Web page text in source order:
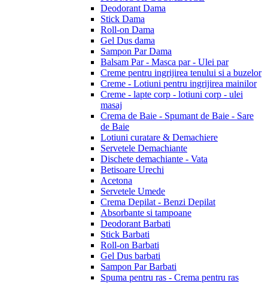
Deodorant Dama
Stick Dama
Roll-on Dama
Gel Dus dama
Sampon Par Dama
Balsam Par - Masca par - Ulei par
Creme pentru ingrijirea tenului si a buzelor
Creme - Lotiuni pentru ingrijirea mainilor
Creme - lapte corp - lotiuni corp - ulei
masaj
Crema de Baie - Spumant de Baie - Sare
de Baie
Lotiuni curatare & Demachiere
Servetele Demachiante
Dischete demachiante - Vata
Betisoare Urechi
Acetona
Servetele Umede
Crema Depilat - Benzi Depilat
Absorbante si tampoane
Deodorant Barbati
Stick Barbati
Roll-on Barbati
Gel Dus barbati
Sampon Par Barbati
Spuma pentru ras - Crema pentru ras